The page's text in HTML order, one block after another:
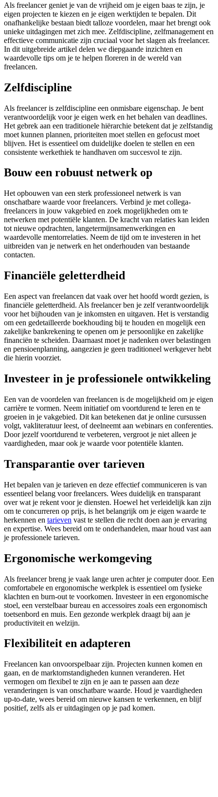
Als freelancer geniet je van de vrijheid om je eigen baas te zijn, je
eigen projecten te kiezen en je eigen werktijden te bepalen. Dit
onafhankelijke bestaan biedt talloze voordelen, maar het brengt ook
unieke uitdagingen met zich mee. Zelfdiscipline, zelfmanagement en
effectieve communicatie zijn cruciaal voor het slagen als freelancer.
In dit uitgebreide artikel delen we diepgaande inzichten en
waardevolle tips om je te helpen floreren in de wereld van
freelancen.
Zelfdiscipline
Als freelancer is zelfdiscipline een onmisbare eigenschap. Je bent
verantwoordelijk voor je eigen werk en het behalen van deadlines.
Het gebrek aan een traditionele hiërarchie betekent dat je zelfstandig
moet kunnen plannen, prioriteiten moet stellen en gefocust moet
blijven. Het is essentieel om duidelijke doelen te stellen en een
consistente werkethiek te handhaven om succesvol te zijn.
Bouw een robuust netwerk op
Het opbouwen van een sterk professioneel netwerk is van
onschatbare waarde voor freelancers. Verbind je met collega-
freelancers in jouw vakgebied en zoek mogelijkheden om te
netwerken met potentiële klanten. De kracht van relaties kan leiden
tot nieuwe opdrachten, langetermijnsamenwerkingen en
waardevolle mentorrelaties. Neem de tijd om te investeren in het
uitbreiden van je netwerk en het onderhouden van bestaande
contacten.
Financiële geletterdheid
Een aspect van freelancen dat vaak over het hoofd wordt gezien, is
financiële geletterdheid. Als freelancer ben je zelf verantwoordelijk
voor het bijhouden van je inkomsten en uitgaven. Het is verstandig
om een gedetailleerde boekhouding bij te houden en mogelijk een
zakelijke bankrekening te openen om je persoonlijke en zakelijke
financiën te scheiden. Daarnaast moet je nadenken over belastingen
en pensioenplanning, aangezien je geen traditioneel werkgever hebt
die hierin voorziet.
Investeer in je professionele ontwikkeling
Een van de voordelen van freelancen is de mogelijkheid om je eigen
carrière te vormen. Neem initiatief om voortdurend te leren en te
groeien in je vakgebied. Dit kan betekenen dat je online cursussen
volgt, vakliteratuur leest, of deelneemt aan webinars en conferenties.
Door jezelf voortdurend te verbeteren, vergroot je niet alleen je
vaardigheden, maar ook je waarde voor potentiële klanten.
Transparantie over tarieven
Het bepalen van je tarieven en deze effectief communiceren is van
essentieel belang voor freelancers. Wees duidelijk en transparant
over wat je rekent voor je diensten. Hoewel het verleidelijk kan zijn
om te concurreren op prijs, is het belangrijk om je eigen waarde te
herkennen en tarieven vast te stellen die recht doen aan je ervaring
en expertise. Wees bereid om te onderhandelen, maar houd vast aan
je professionele tarieven.
Ergonomische werkomgeving
Als freelancer breng je vaak lange uren achter je computer door. Een
comfortabele en ergonomische werkplek is essentieel om fysieke
klachten en burn-out te voorkomen. Investeer in een ergonomische
stoel, een verstelbaar bureau en accessoires zoals een ergonomisch
toetsenbord en muis. Een gezonde werkplek draagt bij aan je
productiviteit en welzijn.
Flexibiliteit en adapteren
Freelancen kan onvoorspelbaar zijn. Projecten kunnen komen en
gaan, en de marktomstandigheden kunnen veranderen. Het
vermogen om flexibel te zijn en je aan te passen aan deze
veranderingen is van onschatbare waarde. Houd je vaardigheden
up-to-date, wees bereid om nieuwe kansen te verkennen, en blijf
positief, zelfs als er uitdagingen op je pad komen.